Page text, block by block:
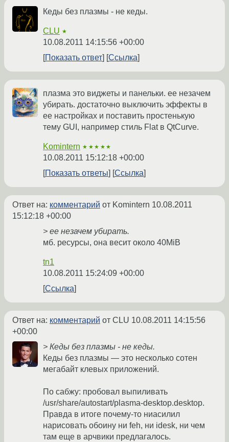
Кеды без плазмы - не кеды.
CLU ★
10.08.2011 14:15:56 +00:00
Показать ответ
Ссылка
плазма это виджеты и панельки. ее незачем
убирать. достаточно выключить эффекты в
ее настройках и поставить простенькую
тему GUI, например стиль Flat в QtCurve.
Komintern ★★★★★
10.08.2011 15:12:18 +00:00
Показать ответы
Ссылка
Ответ на: комментарий от Komintern 10.08.2011
15:12:18 +00:00
> ее незачем убирать.
мб. ресурсы, она весит около 40MiB
tn1
10.08.2011 15:24:09 +00:00
Ссылка
Ответ на: комментарий от CLU 10.08.2011 14:15:56
+00:00
> Кеды без плазмы - не кеды.
Кеды без плазмы — это несколько сотен
мегабайт клевых приложений.
По сабжу: пробовал выпиливать
/usr/share/autostart/plasma-desktop.desktop.
Правда в итоге почему-то ниасилил
нарисовать обоину ни feh, ни idesk, ни чем
там еще в арчвики предлагалось.